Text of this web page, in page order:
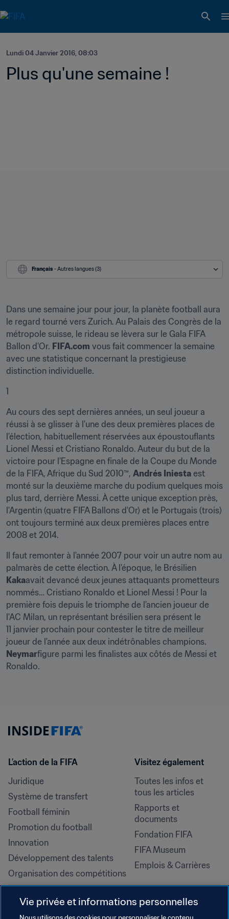
Lundi 04 Janvier 2016, 08:03
Plus qu'une semaine !
Français - Autres langues (3)
Dans une semaine jour pour jour, la planète football aura
le regard tourné vers Zurich. Au Palais des Congrès de la
métropole suisse, le rideau se lèvera sur le Gala FIFA
Ballon d'Or. FIFA.com vous fait commencer la semaine
avec une statistique concernant la prestigieuse
distinction individuelle.
1
Au cours des sept dernières années, un seul joueur a
réussi à se glisser à l'une des deux premières places de
l'élection, habituellement réservées aux époustouflants
Lionel Messi et Cristiano Ronaldo. Auteur du but de la
victoire pour l'Espagne en finale de la Coupe du Monde
de la FIFA, Afrique du Sud 2010™, Andrés Iniesta est
monté sur la deuxième marche du podium quelques mois
plus tard, derrière Messi. À cette unique exception près,
l'Argentin (quatre FIFA Ballons d'Or) et le Portugais (trois)
ont toujours terminé aux deux premières places entre
2008 et 2014.
Il faut remonter à l'année 2007 pour voir un autre nom au
Kakaavait devancé deux jeunes attaquants prometteurs
nommés… Cristiano Ronaldo et Lionel Messi ! Pour la
première fois depuis le triomphe de l'ancien joueur de
l'AC Milan, un représentant brésilien sera présent le
11 janvier prochain pour contester le titre de meilleur
Neymarfigure parmi les finalistes aux côtés de Messi et
Ronaldo.
L’action de la FIFA
Juridique
Système de transfert
Football féminin
Promotion du football
Innovation
Développement des talents
Organisation des compétitions
Développement durable
Droits de l'homme et lutte contre
la discrimination
Visitez également
Toutes les infos et
tous les articles
Rapports et
documents
Fondation FIFA
FIFA Museum
Emplois & Carrières
Vie privée et informations personnelles